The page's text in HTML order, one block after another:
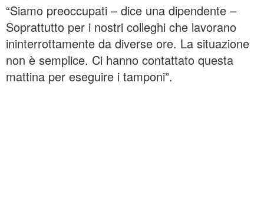
“Siamo preoccupati – dice una dipendente –
Soprattutto per i nostri colleghi che lavorano
ininterrottamente da diverse ore. La situazione
non è semplice. Ci hanno contattato questa
mattina per eseguire i tamponi”.